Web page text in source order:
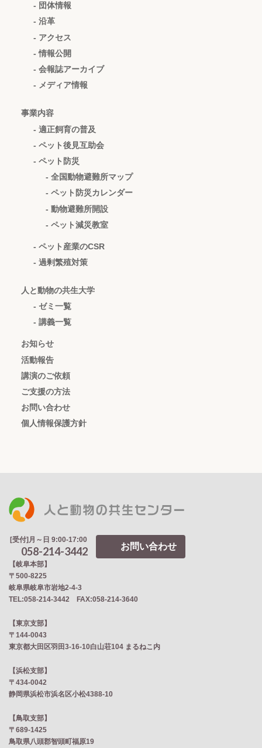
- 団体情報
- 沿革
- アクセス
- 情報公開
- 会報誌アーカイブ
- メディア情報
事業内容
- 適正飼育の普及
- ペット後見互助会
- ペット防災
- 全国動物避難所マップ
- ペット防災カレンダー
- 動物避難所開設
- ペット減災教室
- ペット産業のCSR
- 過剰繁殖対策
人と動物の共生大学
- ゼミ一覧
- 講義一覧
お知らせ
活動報告
講演のご依頼
ご支援の方法
お問い合わせ
個人情報保護方針
[受付]月～日 9:00-17:00
058-214-3442 お問い合わせ
【岐阜本部】
〒500-8225
岐阜県岐阜市岩地2‐4‐3
TEL:058-214-3442 FAX:058-214-3640
【東京支部】
〒144-0043
東京都大田区羽田3-16-10白山荘104 まるねこ内
【浜松支部】
〒434-0042
静岡県浜松市浜名区小松4388-10
【鳥取支部】
〒689-1425
鳥取県八頭郡智頭町福原19